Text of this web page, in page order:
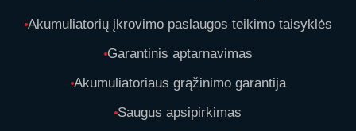
Akumuliatorių įkrovimo paslaugos teikimo taisyklės
Garantinis aptarnavimas
Akumuliatoriaus grąžinimo garantija
Saugus apsipirkimas